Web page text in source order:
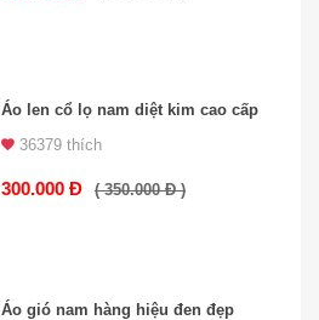
Áo len cổ lọ nam diệt kim cao cấp
36379 thích
300.000 Đ ( 350.000 Đ )
Áo gió nam hàng hiệu đen đẹp